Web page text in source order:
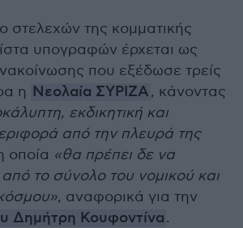
στελεχών της κομματικής
υπογραφών έρχεται ως
που εξέδωσε τρείς
η Νεολαία ΣΥΡΙΖΑ, κάνοντας
εκδικητική και
από την πλευρά της
οποία «θα πρέπει δε να
το σύνολο του νομικού και
, αναφορικά για την
Δημήτρη Κουφοντίνα.